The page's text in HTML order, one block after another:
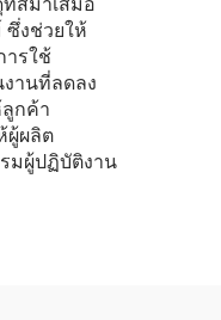
งช่วยให้
รใช้
านที่ลดลง
กค้า
ผู้ผลิต
มผู้ปฏิบัติงาน